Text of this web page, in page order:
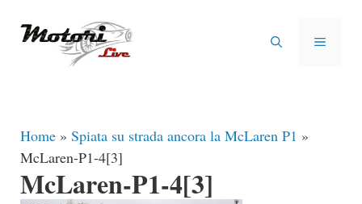
MENU
Home » Spiata su strada ancora la McLaren P1 »
McLaren-P1-4[3]
McLaren-P1-4[3]